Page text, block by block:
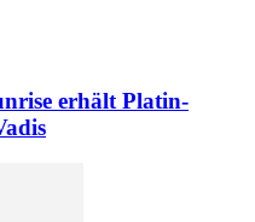
erhält Platin-